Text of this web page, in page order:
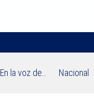
En la voz de… Nacional